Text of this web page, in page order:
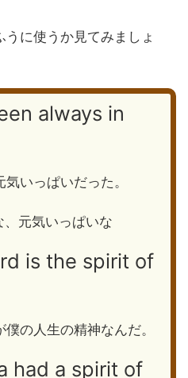
に使うか見てみましょ
always in
いっぱいだった。
元気いっぱいな
is the spirit of
の人生の精神なんだ。
had a spirit of